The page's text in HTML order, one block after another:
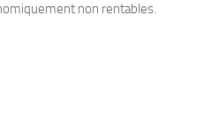
non rentables.